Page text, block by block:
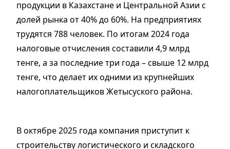
продукции в Казахстане и Центральной Азии с
долей рынка от 40% до 60%. На предприятиях
трудятся 788 человек. По итогам 2024 года
налоговые отчисления составили 4,9 млрд
тенге, а за последние три года – свыше 12 млрд
тенге, что делает их одними из крупнейших
налогоплательщиков Жетысуского района.
В октябре 2025 года компания приступит к
строительству логистического и складского